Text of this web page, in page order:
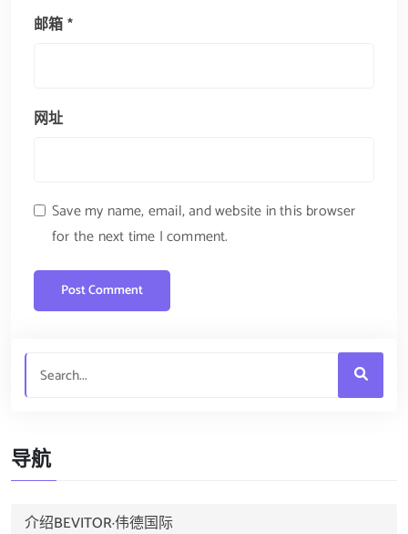
邮箱*
网址
Save my name, email, and website in this browser
for the next time I comment.
导航
介绍BEVITOR·伟德国际